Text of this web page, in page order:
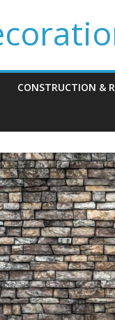
CONSTRUCTION &